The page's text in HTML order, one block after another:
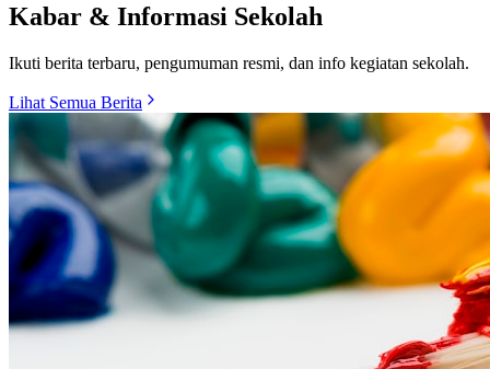
Kabar & Informasi Sekolah
Ikuti berita terbaru, pengumuman resmi, dan info kegiatan sekolah.
Lihat Semua Berita